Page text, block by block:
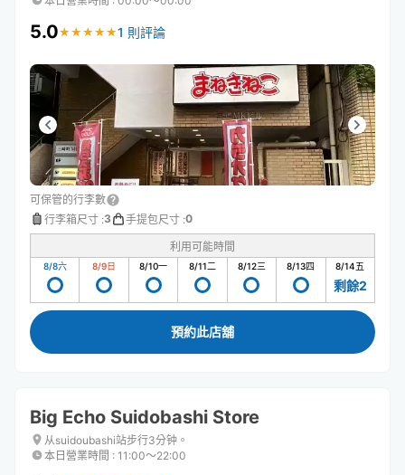
5.0★ ★ ★ ★ ★
★ ★ ★ ★ ★1 則評論
可保管的行李數
行李箱尺寸 :3 手提包尺寸 :0
利用可能時間
8/8六 8/9日 8/10一 8/11二 8/12三 8/13四 8/14五
剩餘2
預約此店舖
Big Echo Suidobashi Store
从suidoubashi站步行3分钟。
本日營業時間 : 11:00〜22:00